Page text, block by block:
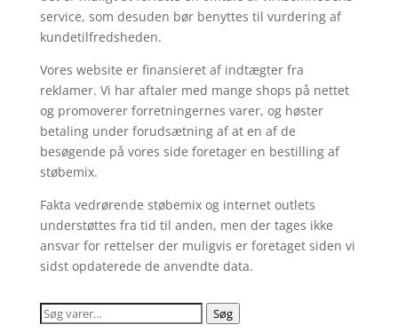
service, som desuden bør benyttes til vurdering af
kundetilfredsheden.
Vores website er finansieret af indtægter fra
reklamer. Vi har aftaler med mange shops på nettet
og promoverer forretningernes varer, og høster
betaling under forudsætning af at en af de
besøgende på vores side foretager en bestilling af
støbemix.
Fakta vedrørende støbemix og internet outlets
understøttes fra tid til anden, men der tages ikke
ansvar for rettelser der muligvis er foretaget siden vi
sidst opdaterede de anvendte data.
Søg
Søg